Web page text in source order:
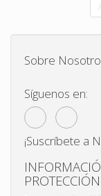
Sobre
Síguenos en:
¡Suscríbete a